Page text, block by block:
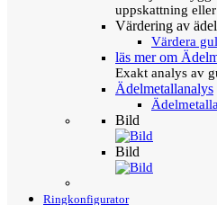
uppskattning
Värdering av
Värdera
läs mer om
Exakt analys av
Ädelmetallanalys
Bild
Bild
Ringkonfigurator